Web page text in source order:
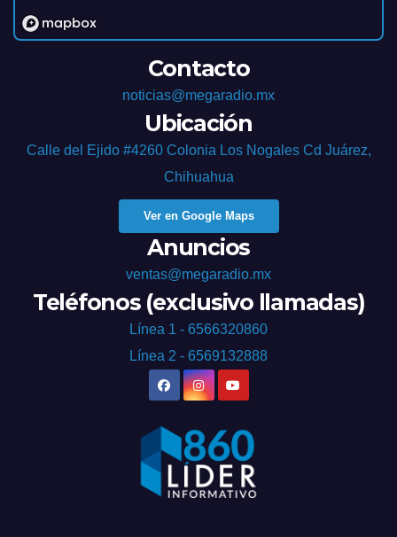
Contacto
noticias@megaradio.mx
Ubicación
Calle del Ejido #4260 Colonia Los Nogales Cd Juárez,
Chihuahua
Ver en Google Maps
Anuncios
ventas@megaradio.mx
Teléfonos (exclusivo llamadas)
Línea 1 - 6566320860
Línea 2 - 6569132888